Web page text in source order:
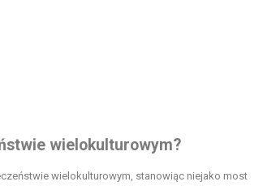
wielokulturowym?
wielokulturowym, stanowiąc niejako most